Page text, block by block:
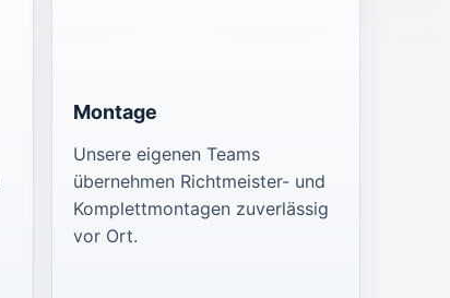
Montage
Unsere eigenen Teams
übernehmen Richtmeister- und
Komplettmontagen zuverlässig
vor Ort.